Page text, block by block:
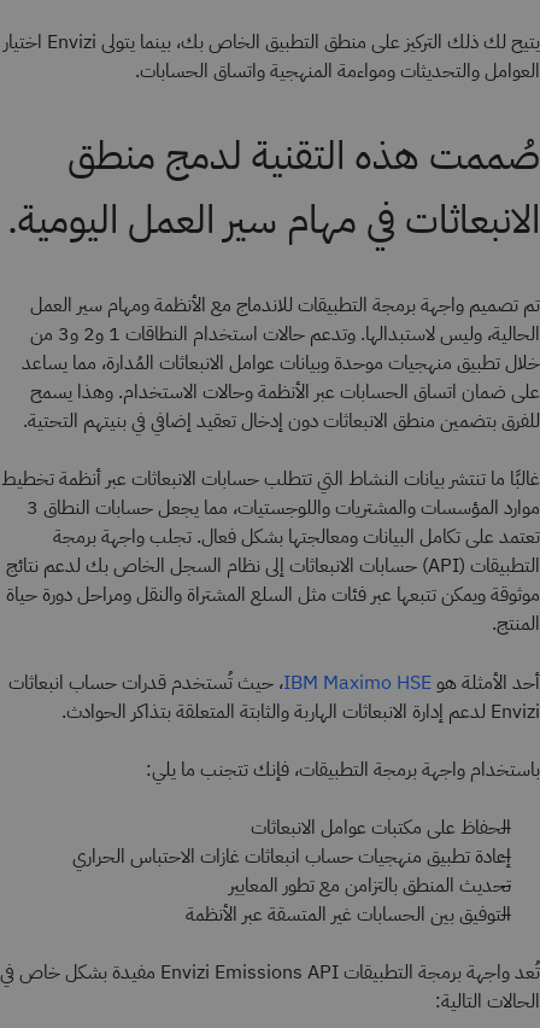
يتيح لك ذلك التركيز على منطق التطبيق الخاص بك، بينما يتولى Envizi اختيار
العوامل والتحديثات ومواءمة المنهجية واتساق الحسابات.
صُممت هذه التقنية لدمج منطق
الانبعاثات في مهام سير العمل اليومية.
تم تصميم واجهة برمجة التطبيقات للاندماج مع الأنظمة ومهام سير العمل
الحالية، وليس لاستبدالها. وتدعم حالات استخدام النطاقات 1 و2 و3 من
خلال تطبيق منهجيات موحدة وبيانات عوامل الانبعاثات المُدارة، مما يساعد
على ضمان اتساق الحسابات عبر الأنظمة وحالات الاستخدام. وهذا يسمح
للفرق بتضمين منطق الانبعاثات دون إدخال تعقيد إضافي في بنيتهم التحتية.
غالبًا ما تنتشر بيانات النشاط التي تتطلب حسابات الانبعاثات عبر أنظمة تخطيط
موارد المؤسسات والمشتريات واللوجستيات، مما يجعل حسابات النطاق 3
تعتمد على تكامل البيانات ومعالجتها بشكل فعال. تجلب واجهة برمجة
التطبيقات (API) حسابات الانبعاثات إلى نظام السجل الخاص بك لدعم نتائج
موثوقة ويمكن تتبعها عبر فئات مثل السلع المشتراة والنقل ومراحل دورة حياة
المنتج.
أحد الأمثلة هو IBM Maximo HSE، حيث تُستخدم قدرات حساب انبعاثات
Envizi لدعم إدارة الانبعاثات الهاربة والثابتة المتعلقة بتذاكر الحوادث.
باستخدام واجهة برمجة التطبيقات، فإنك تتجنب ما يلي:
الحفاظ على مكتبات عوامل الانبعاثات
إعادة تطبيق منهجيات حساب انبعاثات غازات الاحتباس الحراري
تحديث المنطق بالتزامن مع تطور المعايير
التوفيق بين الحسابات غير المتسقة عبر الأنظمة
تُعد واجهة برمجة التطبيقات Envizi Emissions API مفيدة بشكل خاص في
الحالات التالية: